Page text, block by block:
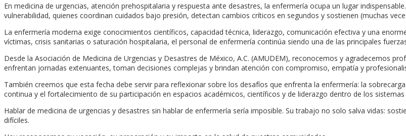
En medicina de urgencias, atención prehospitalaria y respuesta ante desastres, la enfermería ocupa un lugar
vulnerabilidad, quienes coordinan cuidados bajo presión, detectan cambios críticos en segundos y sostienen (muchas
La enfermería moderna exige conocimientos científicos, capacidad técnica, liderazgo, comunicación efectiva y una
víctimas, crisis sanitarias o saturación hospitalaria, el personal de enfermería continúa siendo una de las principales
Desde la Asociación de Medicina de Urgencias y Desastres de México, A.C. (AMUDEM), reconocemos y agradecemos
enfrentan jornadas extenuantes, toman decisiones complejas y brindan atención con compromiso, empatía y
También creemos que esta fecha debe servir para reflexionar sobre los desafíos que enfrenta la enfermería: la
continua y el fortalecimiento de su participación en espacios académicos, científicos y de liderazgo dentro de los sistemas
Hablar de medicina de urgencias y desastres sin hablar de enfermería sería imposible. Su trabajo no solo salva vidas:
difíciles.